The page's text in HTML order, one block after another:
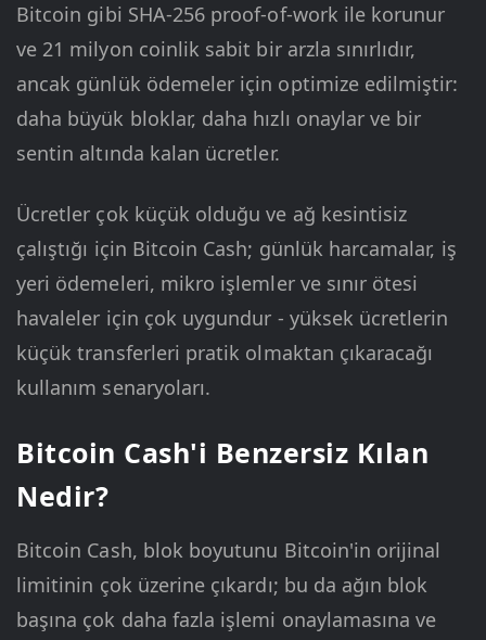
Bitcoin gibi SHA-256 proof-of-work ile korunur
ve 21 milyon coinlik sabit bir arzla sınırlıdır,
ancak günlük ödemeler için optimize edilmiştir:
daha büyük bloklar, daha hızlı onaylar ve bir
sentin altında kalan ücretler.
Ücretler çok küçük olduğu ve ağ kesintisiz
çalıştığı için Bitcoin Cash; günlük harcamalar, iş
yeri ödemeleri, mikro işlemler ve sınır ötesi
havaleler için çok uygundur - yüksek ücretlerin
küçük transferleri pratik olmaktan çıkaracağı
kullanım senaryoları.
Bitcoin Cash'i Benzersiz Kılan
Nedir?
Bitcoin Cash, blok boyutunu Bitcoin'in orijinal
limitinin çok üzerine çıkardı; bu da ağın blok
başına çok daha fazla işlemi onaylamasına ve